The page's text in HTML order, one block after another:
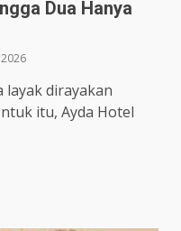
Dua Hanya
layak dirayakan
itu, Ayda Hotel